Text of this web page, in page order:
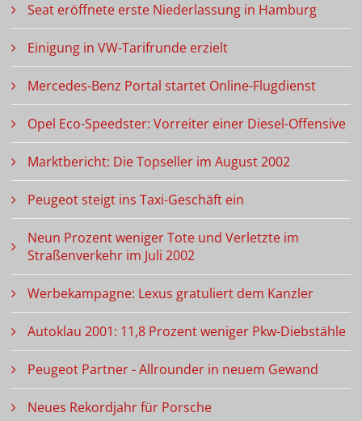
Seat eröffnete erste Niederlassung in Hamburg
Einigung in VW-Tarifrunde erzielt
Mercedes-Benz Portal startet Online-Flugdienst
Opel Eco-Speedster: Vorreiter einer Diesel-Offensive
Marktbericht: Die Topseller im August 2002
Peugeot steigt ins Taxi-Geschäft ein
Neun Prozent weniger Tote und Verletzte im
Straßenverkehr im Juli 2002
Werbekampagne: Lexus gratuliert dem Kanzler
Autoklau 2001: 11,8 Prozent weniger Pkw-Diebstähle
Peugeot Partner - Allrounder in neuem Gewand
Neues Rekordjahr für Porsche